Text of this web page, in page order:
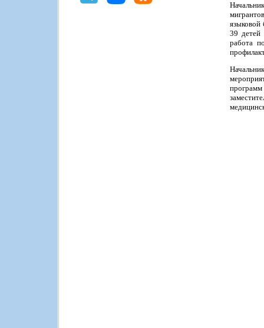
языковой
39 детей
работа